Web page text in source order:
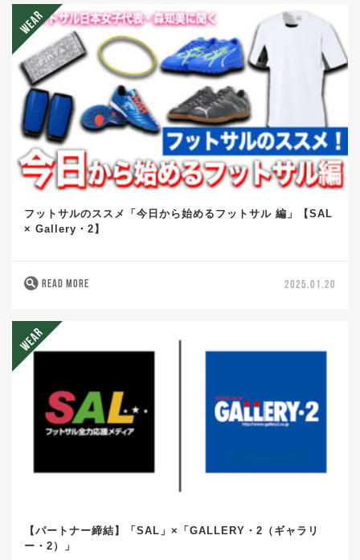
フットサルのススメ「今日から始めるフットサル 編」【SAL
× Gallery・2】
READ MORE 2025.01.20
【パートナー締結】「SAL」×「GALLERY・2（ギャラリ
ー・2）」